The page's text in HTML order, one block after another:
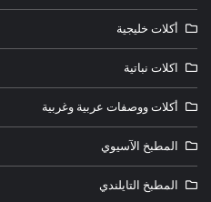
أكلات خليجية
اكلات نباتية
أكلات ووصفات عربية وغربية
المطبخ الآسيوي
المطبخ التايلندي